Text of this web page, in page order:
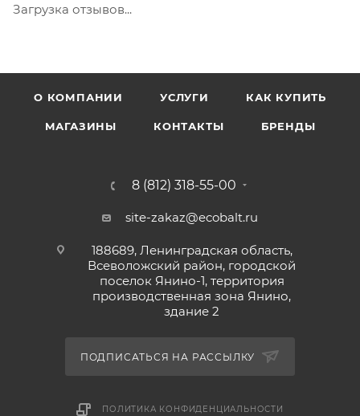
Загрузка отзывов...
О КОМПАНИИ УСЛУГИ КАК КУПИТЬ
МАГАЗИНЫ КОНТАКТЫ БРЕНДЫ
8 (812) 318-55-00
site-zakaz@ecobalt.ru
188689, Ленинградская область,
Всеволожский район, городской
поселок Янино-1, территория
производственная зона Янино,
здание 2
ПОДПИСАТЬСЯ НА РАССЫЛКУ
ПОЛИТИКА КОНФИДЕНЦИАЛЬНОСТИ